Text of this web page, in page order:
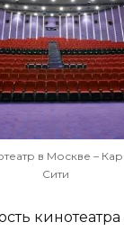
в Москве –
Сити